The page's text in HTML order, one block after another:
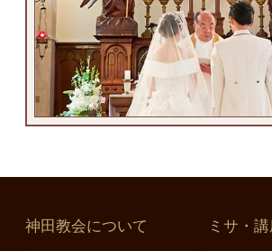
神田教会について ミサ・